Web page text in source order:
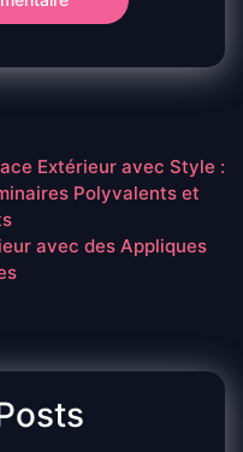
Extérieur avec Style :
Polyvalents et
avec des Appliques